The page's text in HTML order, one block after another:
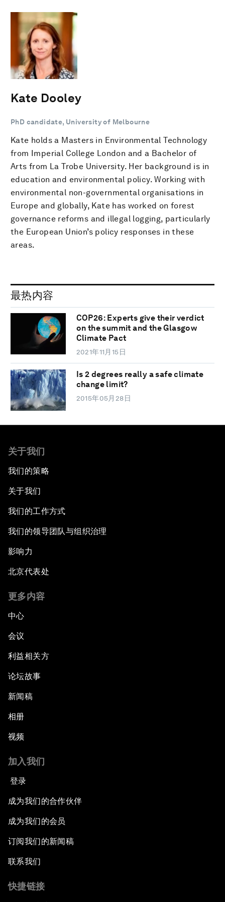
Kate Dooley
PhD candidate, University of Melbourne
Kate holds a Masters in Environmental Technology
from Imperial College London and a Bachelor of
Arts from La Trobe University. Her background is in
education and environmental policy. Working with
environmental non-governmental organisations in
Europe and globally, Kate has worked on forest
governance reforms and illegal logging, particularly
the European Union’s policy responses in these
areas.
最热内容
COP26: Experts give their verdict
on the summit and the Glasgow
Climate Pact
2021年11月15日
Is 2 degrees really a safe climate
change limit?
2015年05月28日
关于我们
我们的策略
关于我们
我们的工作方式
我们的领导团队与组织治理
影响力
北京代表处
更多内容
中心
会议
利益相关方
论坛故事
新闻稿
相册
视频
加入我们
登录
成为我们的合作伙伴
成为我们的会员
订阅我们的新闻稿
联系我们
快捷链接